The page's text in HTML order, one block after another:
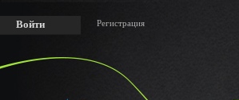
Войти Регистрация